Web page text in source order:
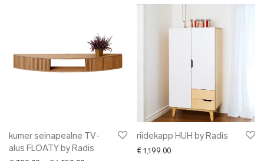
Ellen Richard
Harri Ehrlich
HELENA WAVES
kumer seinapealne TV-
alus FLOATY by Radis
riidekapp HUH by Radis
€ 1,199.00